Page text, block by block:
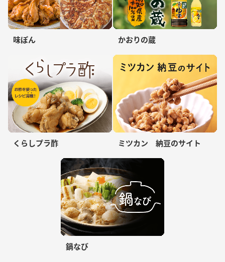
味ぽん かおりの蔵
くらしプラ酢 ミツカン 納豆のサイト
鍋なび